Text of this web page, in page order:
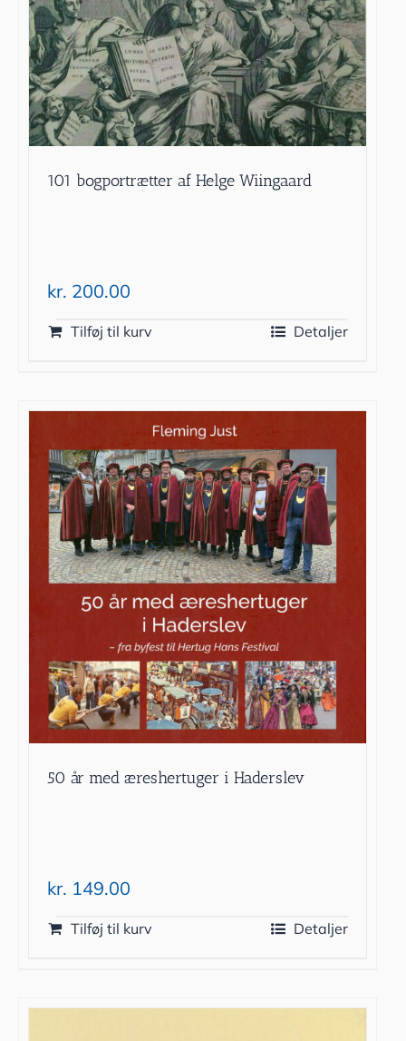
101 bogportrætter af Helge Wiingaard
kr. 200.00
Tilføj til kurv Detaljer
50 år med æreshertuger i Haderslev
kr. 149.00
Tilføj til kurv Detaljer